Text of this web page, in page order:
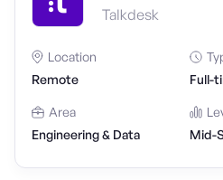
Talkdesk
Location
Remote
Full-
Area
Engineering & Data
Mid-